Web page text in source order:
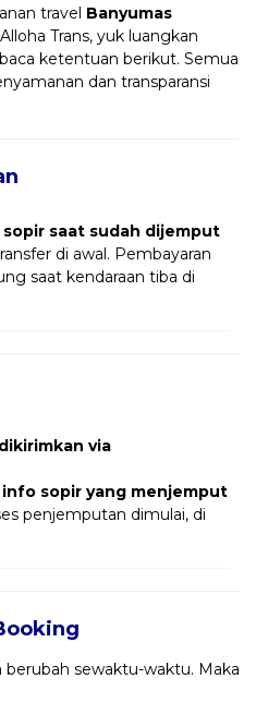
travel Banyumas
Trans, yuk luangkan
ketentuan berikut. Semua
dan transparansi
saat sudah dijemput
di awal. Pembayaran
saat kendaraan tiba di
via
info sopir yang menjemput
penjemputan dimulai, di
sewaktu-waktu. Maka